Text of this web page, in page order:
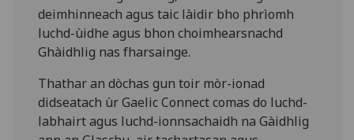
deimhinneach agus taic làidir bho phrìomh
luchd-ùidhe agus bhon choimhearsnachd
Ghàidhlig nas fharsainge.
Thathar an dòchas gun toir mòr-ionad
didseatach ùr Gaelic Connect comas do luchd-
labhairt agus luchd-ionnsachaidh na Gàidhlig